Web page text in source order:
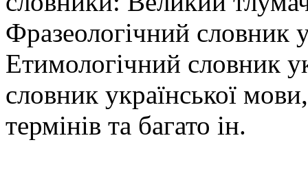
Фразеологічний словник
Етимологічний словник
словник української
термінів та багато ін.